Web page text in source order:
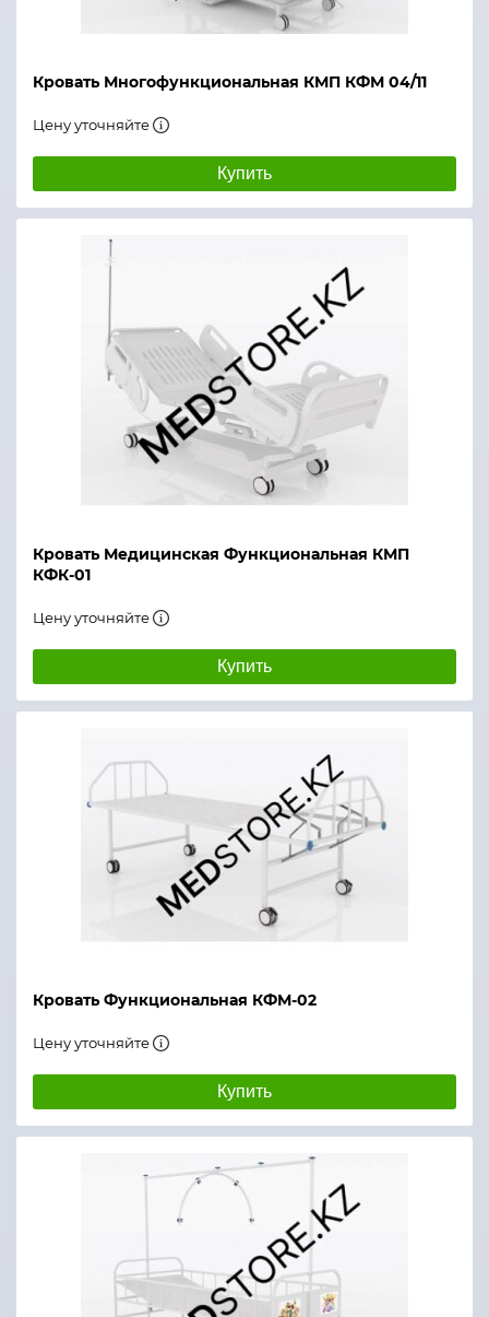
Кровать Многофункциональная КМП КФМ 04/11
Цену уточняйте
Купить
Кровать Медицинская Функциональная КМП
КФК-01
Цену уточняйте
Купить
Кровать Функциональная КФМ-02
Цену уточняйте
Купить